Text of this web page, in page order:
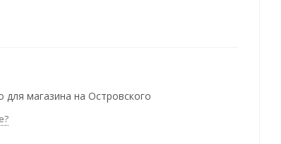
магазина на Островского